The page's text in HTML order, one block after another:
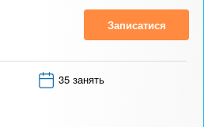
Записатися
35 занять